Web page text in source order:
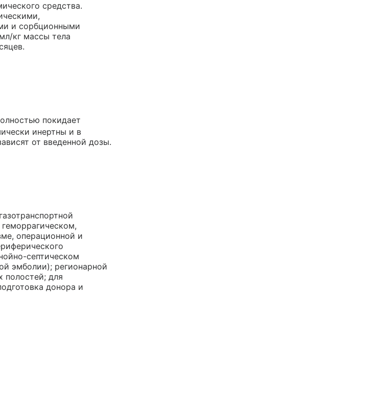
средства.
и сорбционными
кг массы тела
покидает
инертны и в
от введенной дозы.
операционной и
септическом
эмболии); регионарной
полостей; для
донора и